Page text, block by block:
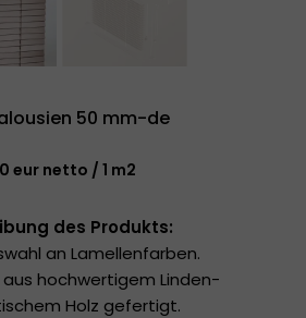
50 mm-de
eur netto / 1 m2
des Produkts:
an Lamellenfarben.
aus hochwertigem Linden-
Holz gefertigt.